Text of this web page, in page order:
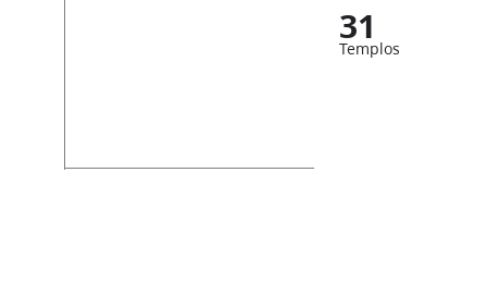
31
Templos